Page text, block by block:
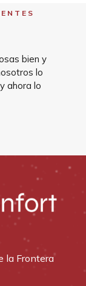
bien y
lo
ahora lo
la Frontera